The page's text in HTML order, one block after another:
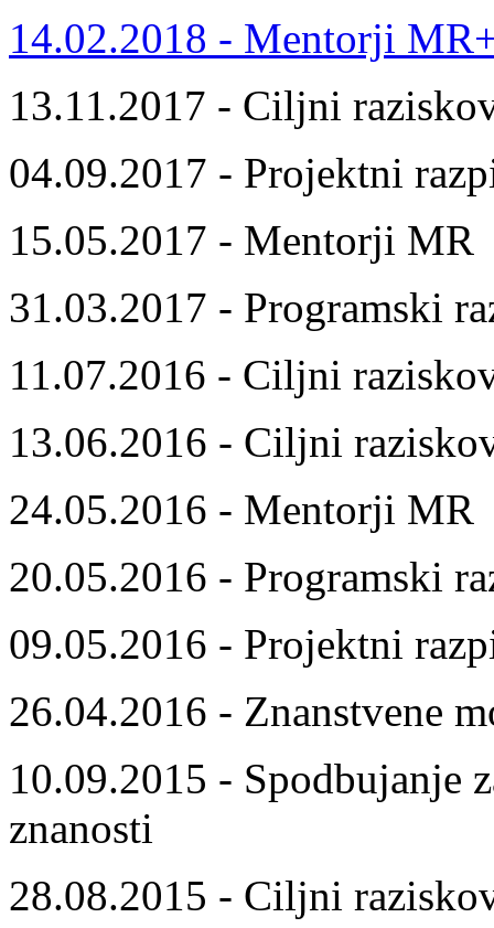
14.02.2018 - Mentorji
13.11.2017 - Ciljni
04.09.2017 - Projektni
15.05.2017 - Mentorji MR
31.03.2017 - Programski
11.07.2016 - Ciljni
13.06.2016 - Ciljni
24.05.2016 - Mentorji MR
20.05.2016 - Programski
09.05.2016 - Projektni
26.04.2016 - Znanstvene
10.09.2015 - Spodbujanje
znanosti
28.08.2015 - Ciljni